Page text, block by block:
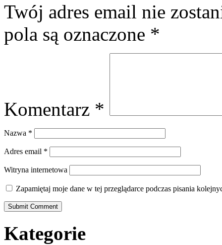
Twój adres email nie
pola są oznaczone *
Komentarz *
Nazwa *
Adres email *
Witryna internetowa
Zapamiętaj moje dane w tej przeglądarce podczas pisania
Kategorie